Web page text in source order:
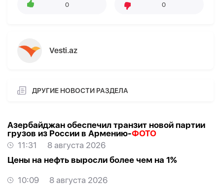
0 0
Vesti.az
ДРУГИЕ НОВОСТИ РАЗДЕЛА
Азербайджан обеспечил транзит новой партии
грузов из России в Армению-ФОТО
11:31
8 августа 2026
Цены на нефть выросли более чем на 1%
10:09
8 августа 2026